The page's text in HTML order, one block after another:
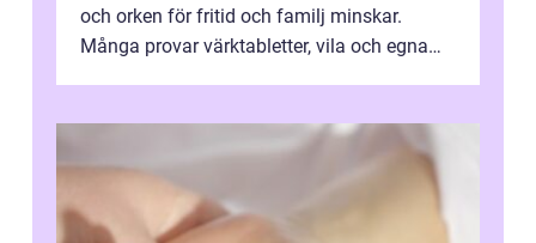
och orken för fritid och familj minskar.
Många provar värktabletter, vila och egna